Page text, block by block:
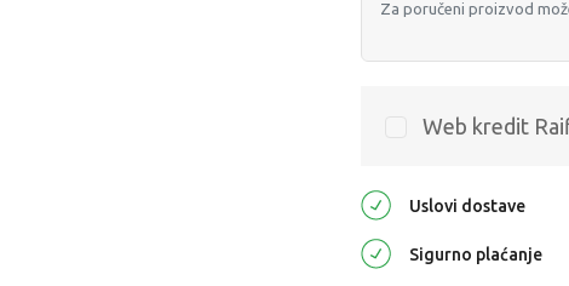
Web kredit
Uslovi dostave
Sigurno plaćanje